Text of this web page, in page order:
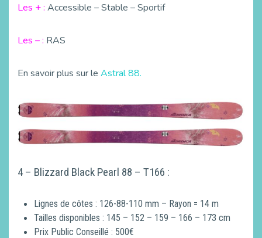
Les + : Accessible – Stable – Sportif
Les – : RAS
En savoir plus sur le Astral 88.
4 – Blizzard Black Pearl 88 – T166 :
Lignes de côtes : 126-88-110 mm – Rayon = 14 m
Tailles disponibles : 145 – 152 – 159 – 166 – 173 cm
Prix Public Conseillé : 500€